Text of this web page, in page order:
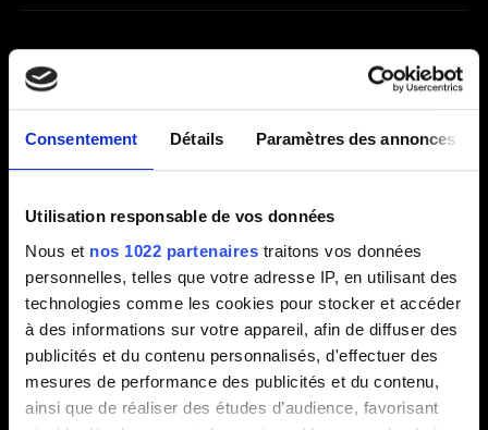
Consentement Détails Paramètres des annonces
Utilisation responsable de vos données
Nous et nos 1022 partenaires traitons vos données
personnelles, telles que votre adresse IP, en utilisant des
technologies comme les cookies pour stocker et accéder
à des informations sur votre appareil, afin de diffuser des
publicités et du contenu personnalisés, d'effectuer des
mesures de performance des publicités et du contenu,
ainsi que de réaliser des études d’audience, favorisant
Performances
Progression
Progression en jeu
Progression bloquée
Sélection de tenues pour Alzur